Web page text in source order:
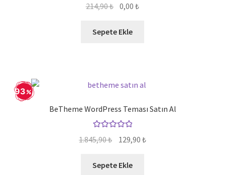
5.00
oy aldı
214,90₺ Orijinal
214,90 ₺.
0,00₺Şu
Sepete Ekle
BeTheme WordPress Teması Satın Al
5.00
93
1.845,90₺
Orijinal
1.845,90 ₺.
129,90 ₺Şu
Sepete Ekle